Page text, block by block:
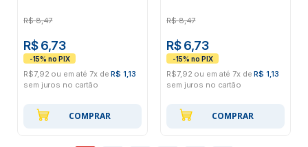
R$ 8,47
R$ 6,73
R$7,92 ou em até 7x deR$ 1,13
sem juros no cartão
COMPRAR
R$ 8,47
R$ 6,73
R$7,92 ou em até 7x deR$ 1,13
sem juros no cartão
COMPRAR